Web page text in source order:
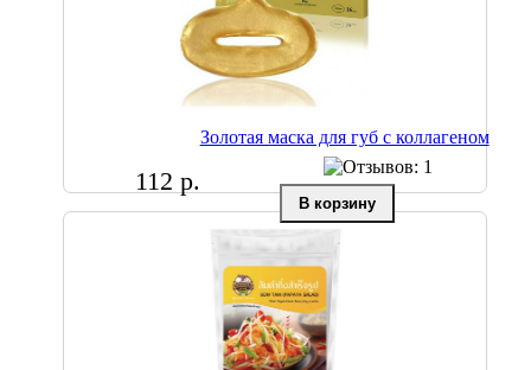
Золотая маска для губ с коллагеном
112 р.